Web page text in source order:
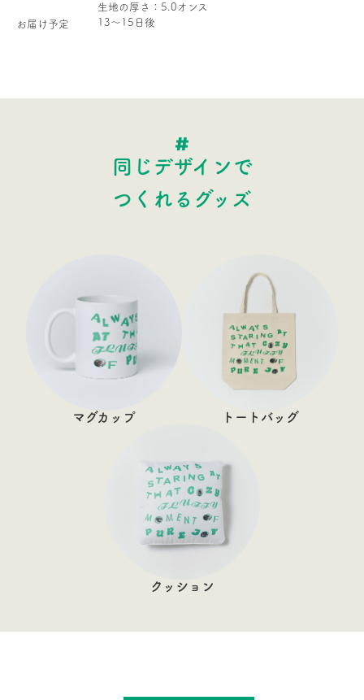
生地の厚さ：5.0オンス
お届け予定
13〜15日後
同じデザインで
つくれるグッズ
マグカップ トートバッグ
クッション